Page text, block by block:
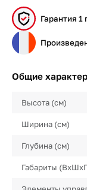
Гарантия 1
Общие
Высота (см)
Ширина (см)
Глубина (см)
Габариты